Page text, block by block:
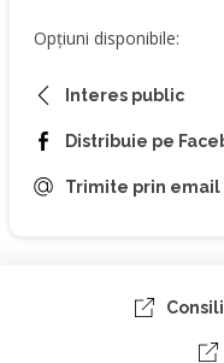
Opțiuni disponibile:
Interes public
Distribuie pe
Trimite prin email